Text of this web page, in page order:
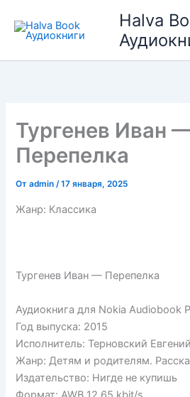
содержимому
Halva
Тургенев Иван
Перепелка
Отadmin/17 января, 2025
Жанр: Классика
Тургенев Иван — Перепелка
Аудиокнига для Nokia Audiobook
Год выпуска: 2015
Исполнитель: Терновский Евгений
Жанр: Детям и родителям.
Издательство: Нигде не купишь